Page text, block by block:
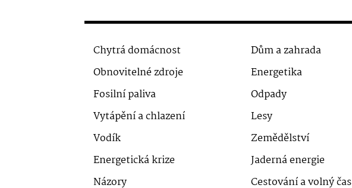
Chytrá domácnost Dům a zahrada
Obnovitelné zdroje
Energetika
Fosilní paliva
Odpady
Vytápění a chlazení
Lesy
Vodík
Zemědělství
Energetická krize
Jaderná energie
Názory
Cestování a volný čas